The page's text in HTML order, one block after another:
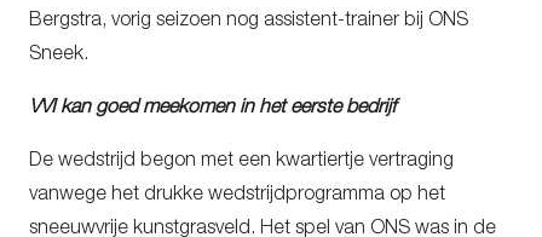
Bergstra, vorig seizoen nog assistent-trainer bij ONS
Sneek.
VVI kan goed meekomen in het eerste bedrijf
De wedstrijd begon met een kwartiertje vertraging
vanwege het drukke wedstrijdprogramma op het
sneeuwvrije kunstgrasveld. Het spel van ONS was in de